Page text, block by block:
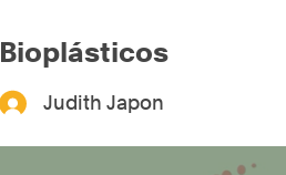
Bioplásticos
Judith Japon